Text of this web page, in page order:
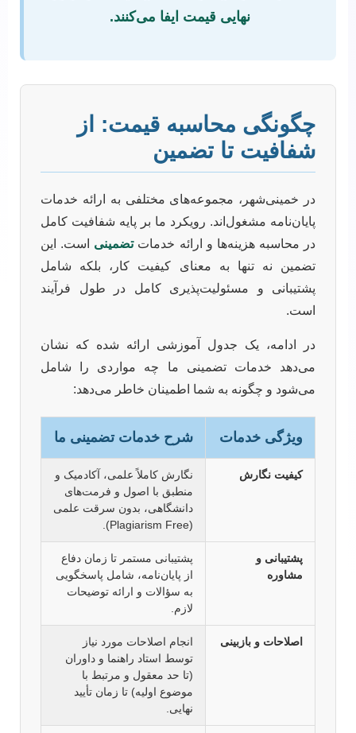
نهایی قیمت ایفا می‌کنند.
چگونگی محاسبه قیمت: از
شفافیت تا تضمین
در خمینی‌شهر، مجموعه‌های مختلفی به ارائه خدمات
پایان‌نامه مشغول‌اند. رویکرد ما بر پایه شفافیت کامل
در محاسبه هزینه‌ها و ارائه خدماتتضمینی است. این
تضمین نه تنها به معنای کیفیت کار، بلکه شامل
پشتیبانی و مسئولیت‌پذیری کامل در طول فرآیند
است.
در ادامه، یک جدول آموزشی ارائه شده که نشان
می‌دهد خدمات تضمینی ما چه مواردی را شامل
می‌شود و چگونه به شما اطمینان خاطر می‌دهد:
ویژگی خدمات شرح خدمات تضمینی ما
کیفیت نگارش
نگارش کاملاً علمی، آکادمیک و
منطبق با اصول و فرمت‌های
دانشگاهی، بدون سرقت علمی
(Plagiarism Free).
پشتیبانی و
مشاوره
پشتیبانی مستمر تا زمان دفاع
از پایان‌نامه، شامل پاسخگویی
به سؤالات و ارائه توضیحات
لازم.
اصلاحات و بازبینی
انجام اصلاحات مورد نیاز
توسط استاد راهنما و داوران
(تا حد معقول و مرتبط با
موضوع اولیه) تا زمان تأیید
نهایی.